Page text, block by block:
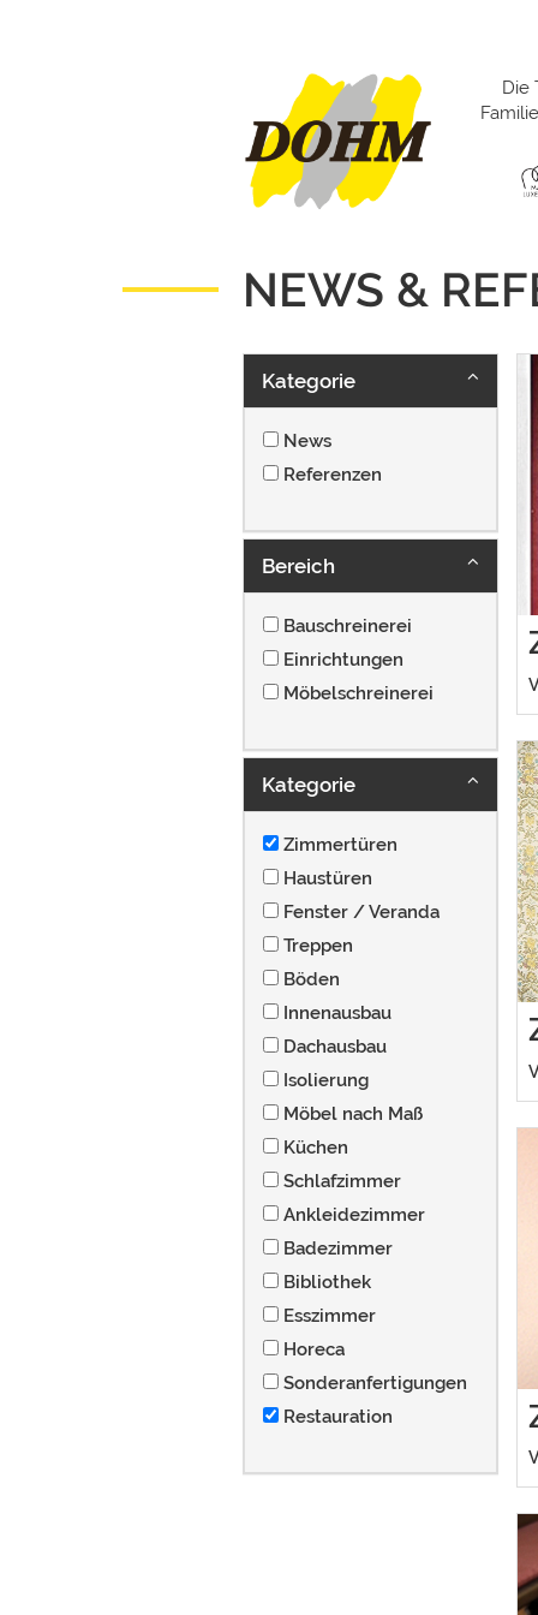
Die
NEWS &
Kategorie
News
Referenzen
Bereich
Bauschreinerei
Einrichtungen
Möbelschreinerei
Kategorie
Zimmertüren
Haustüren
Fenster / Veranda
Treppen
Böden
Innenausbau
Dachausbau
Isolierung
Möbel nach Maß
Küchen
Schlafzimmer
Ankleidezimmer
Badezimmer
Bibliothek
Esszimmer
Horeca
Sonderanfertigungen
Restauration